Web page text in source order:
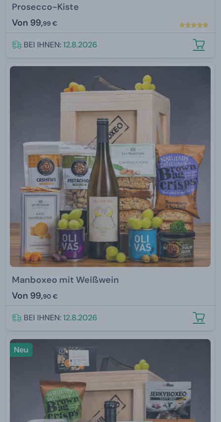
Prosecco-Kiste
Von 99,99 €
BEI IHNEN:12.8.2026
Manboxeo mit Weißwein
Von 99,90 €
BEI IHNEN:12.8.2026
Neu